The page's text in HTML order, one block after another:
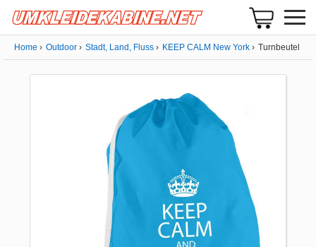
Home Outdoor Stadt, Land, Fluss KEEP CALM New York Turnbeutel